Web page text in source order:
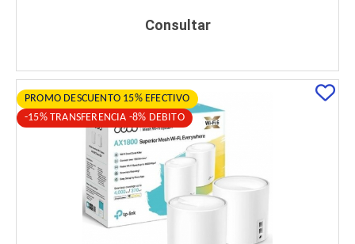
Consultar
PROMO DESCUENTO 15% EFECTIVO
-15% TRANSFERENCIA -8% DEBITO